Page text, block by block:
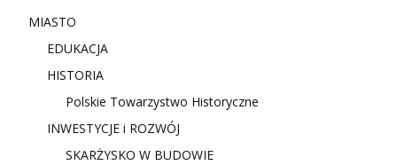
MIASTO
EDUKACJA
HISTORIA
Polskie Towarzystwo Historyczne
INWESTYCJE i ROZWÓJ
SKARŻYSKO W BUDOWIE